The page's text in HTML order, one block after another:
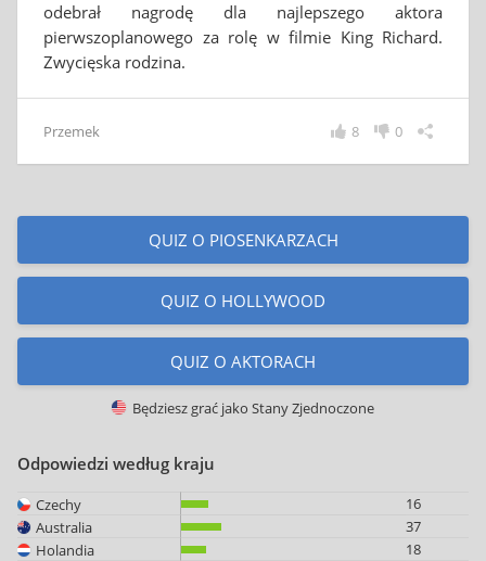
odebrał nagrodę dla najlepszego aktora
pierwszoplanowego za rolę w filmie King Richard.
Zwycięska rodzina.
Przemek 0
8
QUIZ O PIOSENKARZACH
QUIZ O HOLLYWOOD
QUIZ O AKTORACH
Będziesz grać jako Stany Zjednoczone
Odpowiedzi według kraju
Czechy
16
Australia
37
Holandia
18